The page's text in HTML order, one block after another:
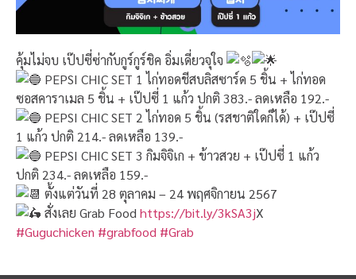
คุ้มไม่จบ เป๊ปซี่ซ่ากับกูร์กูร์ชิค อิ่มเดี่ยวจุใจ
PEPSI CHIC SET 1 ไก่ทอดชีสบลิสซาร์ด 5 ชิ้น + ไก่ทอด
ซอสคาราเมล 5 ชิ้น + เป๊ปซี่ 1 แก้ว ปกติ 383.- ลดเหลือ 192.-
PEPSI CHIC SET 2 ไก่ทอด 5 ชิ้น (รสชาติใดก็ได้) + เป๊ปซี่
1 แก้ว ปกติ 214.- ลดเหลือ 139.-
PEPSI CHIC SET 3 กิมจิจิเก + ข้าวสวย + เป๊ปซี่ 1 แก้ว
ปกติ 234.- ลดเหลือ 159.-
ตั้งแต่วันที่ 28 ตุลาคม – 24 พฤศจิกายน 2567
สั่งเลย Grab Food https://bit.ly/3kSA3jX
#Guguchicken #grabfood #Grab